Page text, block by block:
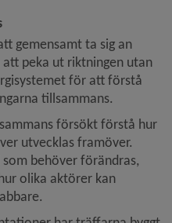
gemensamt ta sig an
peka ut riktningen utan
för att förstå
tillsammans.
försökt förstå hur
utvecklas framöver.
behöver förändras,
olika aktörer kan